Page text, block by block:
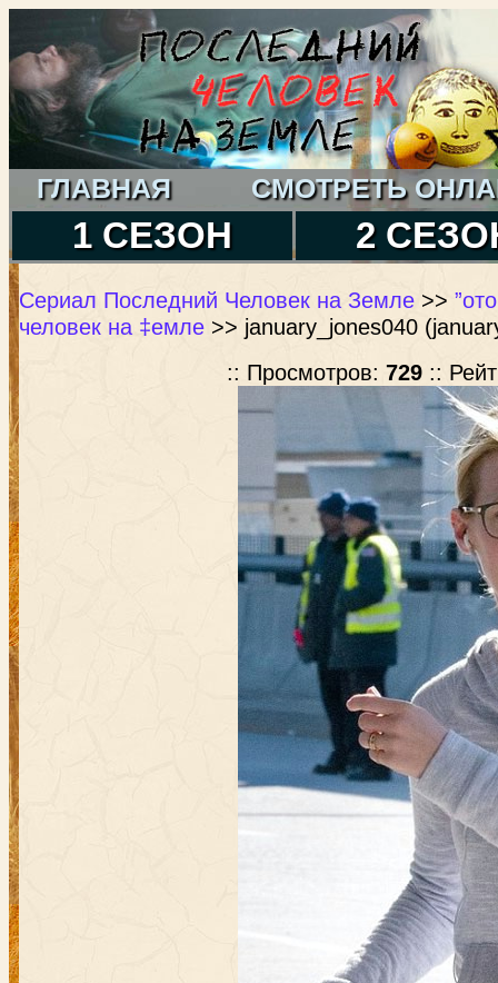
ГЛАВНАЯ СМОТРЕТЬ
1 СЕЗОН 2
Сериал Последний Человек на Земле >>
человек на ‡емле >> january_jones040
:: Просмотров: 729 ::